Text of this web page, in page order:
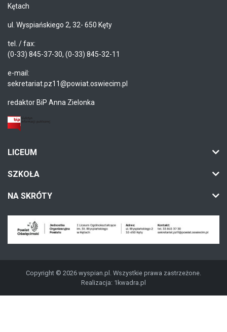
Kętach
ul. Wyspiańskiego 2, 32- 650 Kęty
tel. / fax:
(0-33) 845-37-30, (0-33) 845-32-11
e-mail:
sekretariat.pz11@powiat.oswiecim.pl
redaktor BiP Anna Zielonka
LICEUM
SZKOŁA
NA SKRÓTY
Copyright © 2026 wyspian.pl. Wszystkie prawa zastrzeżone.
Realizacja: 1kwadra.pl